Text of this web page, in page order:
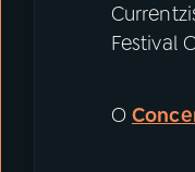
Festival
O